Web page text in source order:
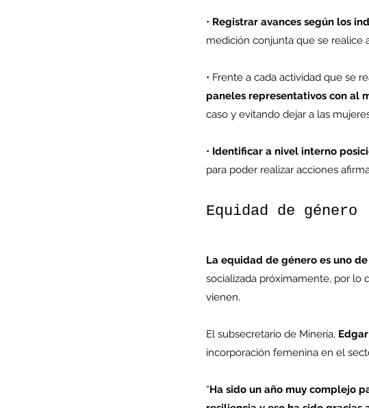
menor producción mientras
operaciones avanzan en
• Registrar avances según los
medición conjunta que se realice
• Frente a cada actividad que se
paneles representativos con al
caso y evitando dejar a las
• Identificar a nivel interno
para poder realizar acciones
Equidad de género
La equidad de género es uno
socializada próximamente, por lo
vienen.
El subsecretario de Minería,
incorporación femenina en el
“Ha sido un año muy complejo